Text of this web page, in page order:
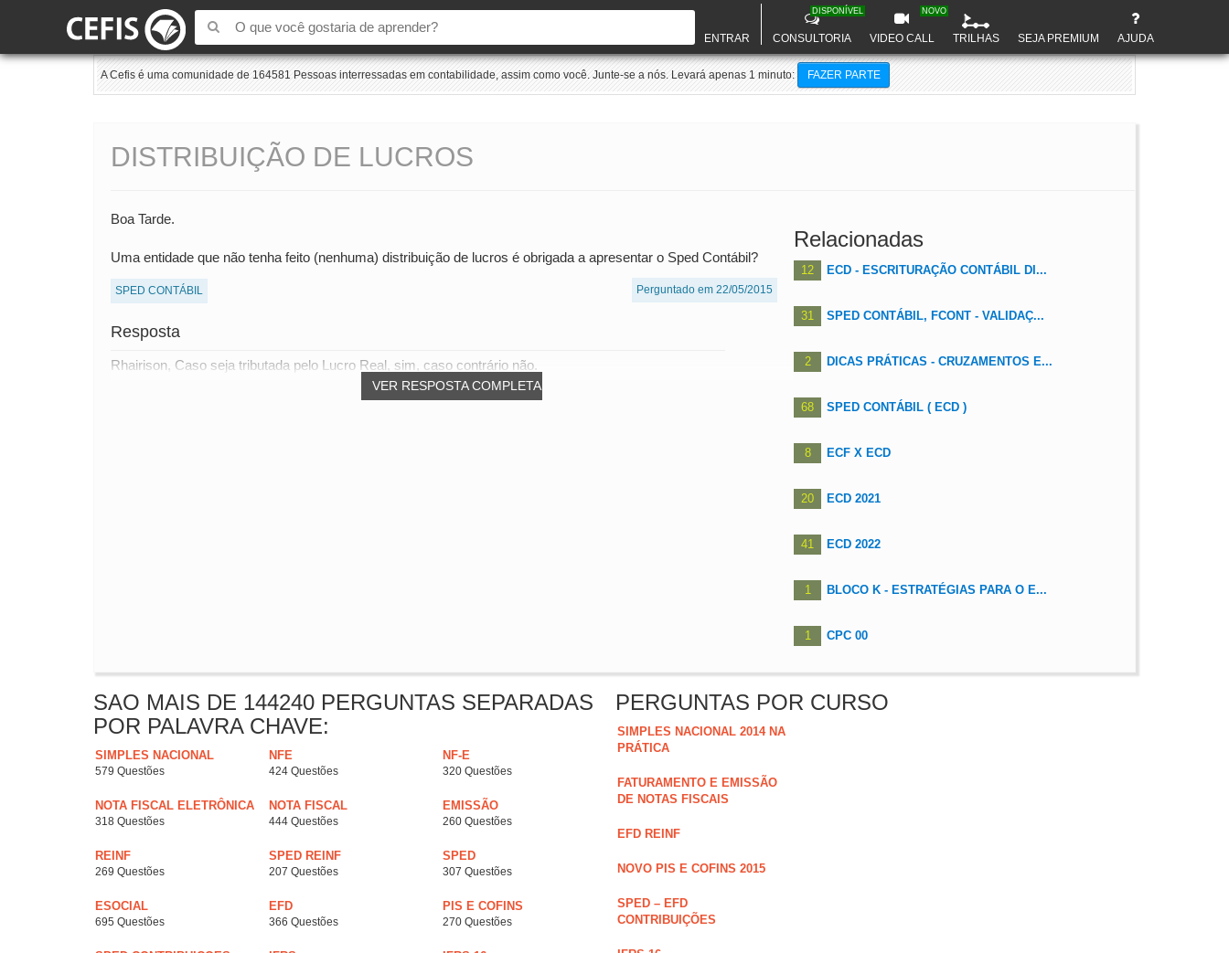
ENTRAR CONSULTORIA
DISPONÍVEL
VIDEO CALL
NOVO
TRILHAS SEJA PREMIUM AJUDA
A Cefis é uma comunidade de 164581 Pessoas interressadas em contabilidade, assim como você. Junte-se a nós. Levará apenas 1 minuto: FAZER PARTE
DISTRIBUIÇÃO DE LUCROS
Boa Tarde.
Uma entidade que não tenha feito (nenhuma) distribuição de lucros é obrigada a apresentar o Sped Contábil?
SPED CONTÁBIL Perguntado em 22/05/2015
Resposta
VER RESPOSTA COMPLETA
Rhairison, Caso seja tributada pelo Lucro Real, sim, caso contrário não.
Relacionadas
12 ECD - ESCRITURAÇÃO CONTÁBIL DI...
31 SPED CONTÁBIL, FCONT - VALIDAÇ...
2 DICAS PRÁTICAS - CRUZAMENTOS E...
68 SPED CONTÁBIL ( ECD )
8 ECF X ECD
20 ECD 2021
41 ECD 2022
1 BLOCO K - ESTRATÉGIAS PARA O E...
1 CPC 00
SAO MAIS DE 144240 PERGUNTAS SEPARADAS
POR PALAVRA CHAVE:
SIMPLES NACIONAL
579 Questões
NFE
424 Questões
NF-E
320 Questões
NOTA FISCAL ELETRÔNICA
318 Questões
NOTA FISCAL
444 Questões
EMISSÃO
260 Questões
REINF
269 Questões
SPED REINF
207 Questões
SPED
307 Questões
ESOCIAL
695 Questões
EFD
366 Questões
PIS E COFINS
270 Questões
PERGUNTAS POR CURSO
SIMPLES NACIONAL 2014 NA
PRÁTICA
FATURAMENTO E EMISSÃO
DE NOTAS FISCAIS
EFD REINF
NOVO PIS E COFINS 2015
SPED – EFD
CONTRIBUIÇÕES